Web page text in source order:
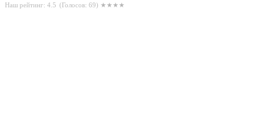
Наш рейтинг: 4.5 (Голосов: 69) ★★★★